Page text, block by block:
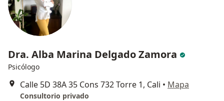
Dra. Alba Marina Delgado Zamora
Psicólogo
Calle 5D 38A 35 Cons 732 Torre 1, Cali • Mapa
Consultorio privado